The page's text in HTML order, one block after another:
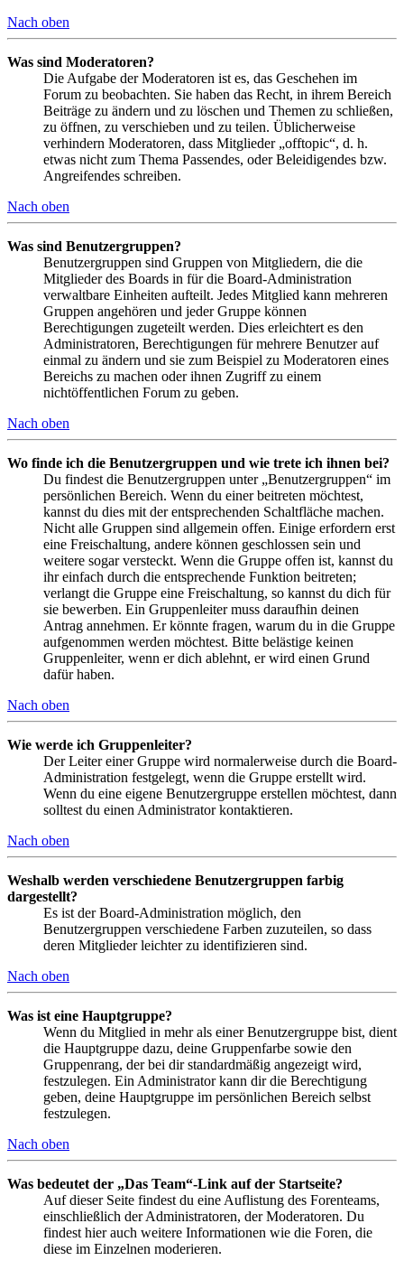
Nach oben
Was sind Moderatoren?
Die Aufgabe der Moderatoren ist es, das Geschehen im
Forum zu beobachten. Sie haben das Recht, in ihrem Bereich
Beiträge zu ändern und zu löschen und Themen zu schließen,
zu öffnen, zu verschieben und zu teilen. Üblicherweise
verhindern Moderatoren, dass Mitglieder „offtopic“, d. h.
etwas nicht zum Thema Passendes, oder Beleidigendes bzw.
Angreifendes schreiben.
Nach oben
Was sind Benutzergruppen?
Benutzergruppen sind Gruppen von Mitgliedern, die die
Mitglieder des Boards in für die Board-Administration
verwaltbare Einheiten aufteilt. Jedes Mitglied kann mehreren
Gruppen angehören und jeder Gruppe können
Berechtigungen zugeteilt werden. Dies erleichtert es den
Administratoren, Berechtigungen für mehrere Benutzer auf
einmal zu ändern und sie zum Beispiel zu Moderatoren eines
Bereichs zu machen oder ihnen Zugriff zu einem
nichtöffentlichen Forum zu geben.
Nach oben
Wo finde ich die Benutzergruppen und wie trete ich ihnen bei?
Du findest die Benutzergruppen unter „Benutzergruppen“ im
persönlichen Bereich. Wenn du einer beitreten möchtest,
kannst du dies mit der entsprechenden Schaltfläche machen.
Nicht alle Gruppen sind allgemein offen. Einige erfordern erst
eine Freischaltung, andere können geschlossen sein und
weitere sogar versteckt. Wenn die Gruppe offen ist, kannst du
ihr einfach durch die entsprechende Funktion beitreten;
verlangt die Gruppe eine Freischaltung, so kannst du dich für
sie bewerben. Ein Gruppenleiter muss daraufhin deinen
Antrag annehmen. Er könnte fragen, warum du in die Gruppe
aufgenommen werden möchtest. Bitte belästige keinen
Gruppenleiter, wenn er dich ablehnt, er wird einen Grund
dafür haben.
Nach oben
Wie werde ich Gruppenleiter?
Der Leiter einer Gruppe wird normalerweise durch die Board-
Administration festgelegt, wenn die Gruppe erstellt wird.
Wenn du eine eigene Benutzergruppe erstellen möchtest, dann
solltest du einen Administrator kontaktieren.
Nach oben
Weshalb werden verschiedene Benutzergruppen farbig
dargestellt?
Es ist der Board-Administration möglich, den
Benutzergruppen verschiedene Farben zuzuteilen, so dass
deren Mitglieder leichter zu identifizieren sind.
Nach oben
Was ist eine Hauptgruppe?
Wenn du Mitglied in mehr als einer Benutzergruppe bist, dient
die Hauptgruppe dazu, deine Gruppenfarbe sowie den
Gruppenrang, der bei dir standardmäßig angezeigt wird,
festzulegen. Ein Administrator kann dir die Berechtigung
geben, deine Hauptgruppe im persönlichen Bereich selbst
festzulegen.
Nach oben
Was bedeutet der „Das Team“-Link auf der Startseite?
Auf dieser Seite findest du eine Auflistung des Forenteams,
einschließlich der Administratoren, der Moderatoren. Du
findest hier auch weitere Informationen wie die Foren, die
diese im Einzelnen moderieren.